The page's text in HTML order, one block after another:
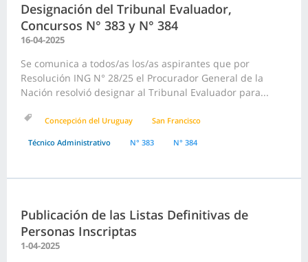
Designación del Tribunal Evaluador,
Concursos N° 383 y N° 384
16-04-2025
Se comunica a todos/as los/as aspirantes que por
Resolución ING N° 28/25 el Procurador General de la
Nación resolvió designar al Tribunal Evaluador para...
Concepción del Uruguay San Francisco
Técnico Administrativo N° 383 N° 384
Publicación de las Listas Definitivas de
Personas Inscriptas
1-04-2025